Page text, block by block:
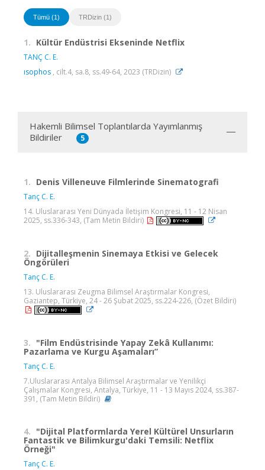
Tümü (1) TRDizin (1)
1. Kültür Endüstrisi Ekseninde Netflix
TANÇ C. E.
ısophos , cilt.4, sa.8, ss.49-64, 2023 (TRDizin)
Hakemli Bilimsel Toplantılarda Yayımlanmış
Bildiriler
5
1. Denis Villeneuve Filmlerinde Sinematografi
Tanç C. E.
14. Uluslararası Yeni Dünyada İletişim Kongresi, 11 - 12 Nisan
2025, ss.336-343, (Tam Metin Bildiri)
2. Dijitalleşmenin Sinemaya Etkisi ve Gelecek
Öngörüleri
Tanç C. E.
13. Uluslararası Zeugma Bilimsel Araştırmalar Kongresi,
Gaziantep, Türkiye, 24 - 26 Şubat 2025, ss.224-226, (Özet Bildiri)
3. "Film Endüstrisinde Yapay Zekâ Kullanımı:
Pazarlama ve Kurgu Aşamaları”
Tanç C. E.
7.Uluslararası Antalya Bilimsel Araştırmalar ve Yenilikçi
Çalışmalar Kongresi, Antalya, Türkiye, 11 - 13 Mayıs 2024, ss.387-
391, (Tam Metin Bildiri)
4. "Dijital Platformlarda Yerel Kültürel Unsurların
Fantastik ve Bilimkurgu'daki Temsili: Netflix
Örneği"
Tanç C. E.